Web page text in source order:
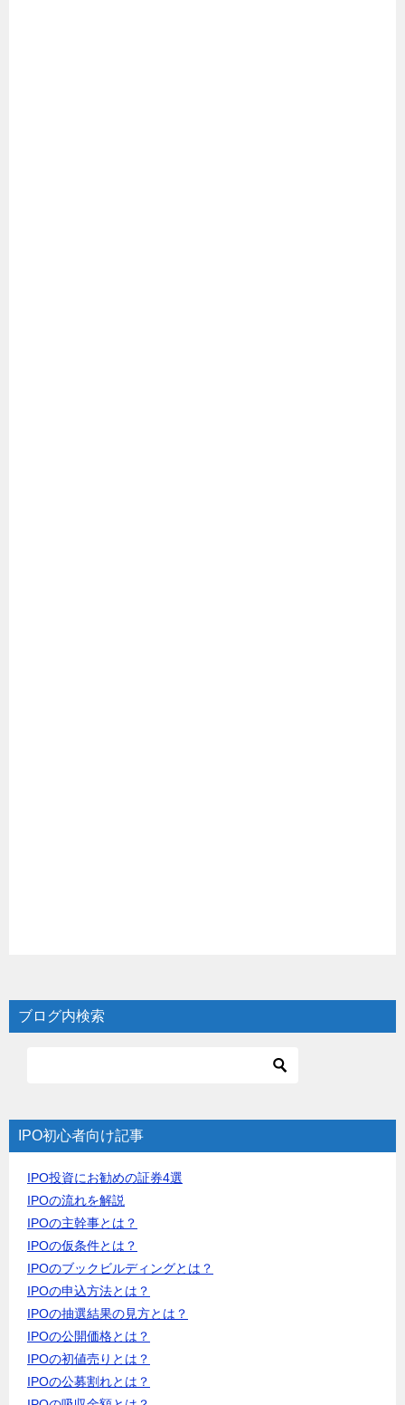
ブログ内検索
IPO初心者向け記事
IPO投資にお勧めの証券4選
IPOの流れを解説
IPOの主幹事とは？
IPOの仮条件とは？
IPOのブックビルディングとは？
IPOの申込方法とは？
IPOの抽選結果の見方とは？
IPOの公開価格とは？
IPOの初値売りとは？
IPOの公募割れとは？